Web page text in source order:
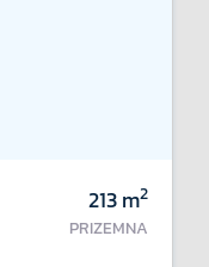
213m2
PRIZEMNA